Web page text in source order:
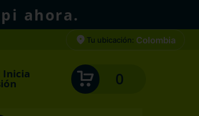
ahora.
Tu ubicación: Colombia
Inicia 0